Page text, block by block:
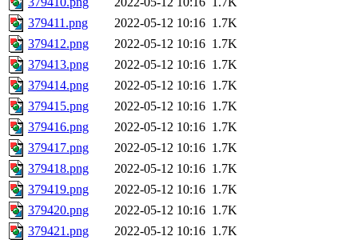
379411.png
2022-05-12 10:16 1.7K
379412.png
2022-05-12 10:16 1.7K
379413.png
2022-05-12 10:16 1.7K
379414.png
2022-05-12 10:16 1.7K
379415.png
2022-05-12 10:16 1.7K
379416.png
2022-05-12 10:16 1.7K
379417.png
2022-05-12 10:16 1.7K
379418.png
2022-05-12 10:16 1.7K
379419.png
2022-05-12 10:16 1.7K
379420.png
2022-05-12 10:16 1.7K
379421.png
2022-05-12 10:16 1.7K